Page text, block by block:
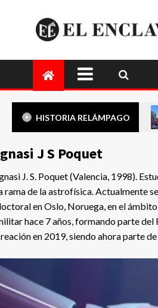
HISTORIA RELÁMPAGO
J S Poquet
J. S. Poquet (Valencia, 1998).
rama de la astrofísica. Actualmente
en Oslo, Noruega, en el
hace 7 años, formando parte del
en 2019, siendo ahora parte